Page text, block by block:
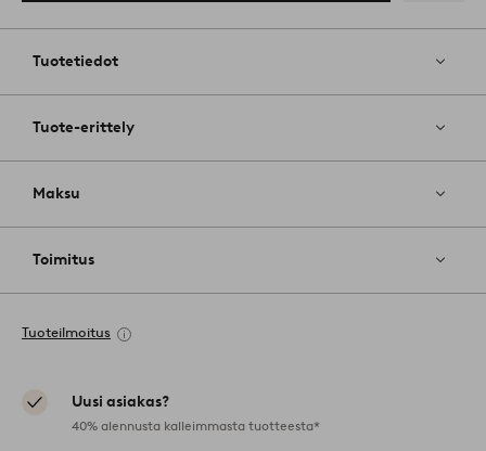
Tuotetiedot
Tuote-erittely
Maksu
Toimitus
Tuoteilmoitus
Uusi asiakas?
40% alennusta kalleimmasta tuotteesta*